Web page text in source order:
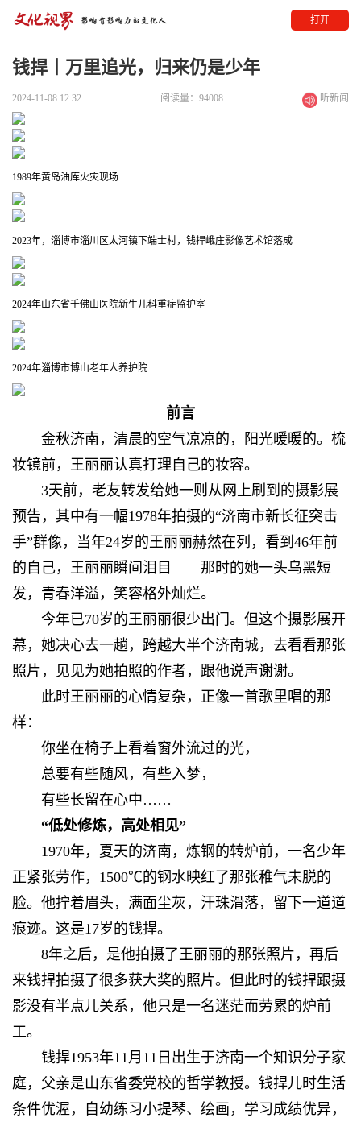
打开
钱捍丨万里追光，归来仍是少年
2024-11-08 12:32 阅读量：94008 听新闻
1989年黄岛油库火灾现场
2023年，淄博市淄川区太河镇下端士村，钱捍峨庄影像艺术馆落成
2024年山东省千佛山医院新生儿科重症监护室
2024年淄博市博山老年人养护院
前言
金秋济南，清晨的空气凉凉的，阳光暖暖的。梳
妆镜前，王丽丽认真打理自己的妆容。
3天前，老友转发给她一则从网上刷到的摄影展
预告，其中有一幅1978年拍摄的“济南市新长征突击
手”群像，当年24岁的王丽丽赫然在列，看到46年前
的自己，王丽丽瞬间泪目——那时的她一头乌黑短
发，青春洋溢，笑容格外灿烂。
今年已70岁的王丽丽很少出门。但这个摄影展开
幕，她决心去一趟，跨越大半个济南城，去看看那张
照片，见见为她拍照的作者，跟他说声谢谢。
此时王丽丽的心情复杂，正像一首歌里唱的那
样：
你坐在椅子上看着窗外流过的光，
总要有些随风，有些入梦，
有些长留在心中……
“低处修炼，高处相见”
1970年，夏天的济南，炼钢的转炉前，一名少年
正紧张劳作，1500℃的钢水映红了那张稚气未脱的
脸。他拧着眉头，满面尘灰，汗珠滑落，留下一道道
痕迹。这是17岁的钱捍。
8年之后，是他拍摄了王丽丽的那张照片，再后
来钱捍拍摄了很多获大奖的照片。但此时的钱捍跟摄
影没有半点儿关系，他只是一名迷茫而劳累的炉前
工。
钱捍1953年11月11日出生于济南一个知识分子家
庭，父亲是山东省委党校的哲学教授。钱捍儿时生活
条件优渥，自幼练习小提琴、绘画，学习成绩优异，